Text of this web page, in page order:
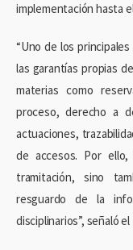
implementación hasta
“Uno de los
las garantías propias
materias como
proceso, derecho a
actuaciones,
de accesos. Por
tramitación, sino
resguardo de la
disciplinarios”, señaló